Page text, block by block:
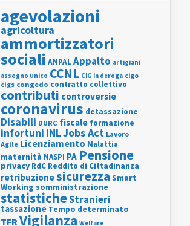
agevolazioni
agricoltura
ammortizzatori
sociali ANPALAppalto artigiani
assegno unico CCNL CIG in deroga cigo
cigs congedo contratto collettivo
contributi controversie
coronavirus detassazione
Disabili DURC fiscale formazione
infortuni INLJobs Act Lavoro
Agile Licenziamento Malattia
maternità NASPI PA Pensione
privacy RdC Reddito di Cittadinanza
retribuzionesicurezza Smart
Working somministrazione
statisticheStranieri
tassazione Tempo determinato
TFRVigilanza Welfare